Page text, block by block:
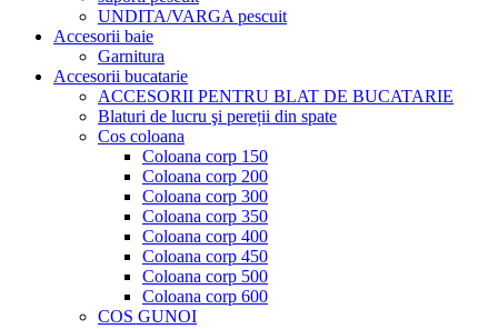
UNDITA/VARGA pescuit
Accesorii baie
Garnitura
Accesorii bucatarie
ACCESORII PENTRU BLAT DE BUCATARIE
Blaturi de lucru şi pereții din spate
Cos coloana
Coloana corp 150
Coloana corp 200
Coloana corp 300
Coloana corp 350
Coloana corp 400
Coloana corp 450
Coloana corp 500
Coloana corp 600
COS GUNOI